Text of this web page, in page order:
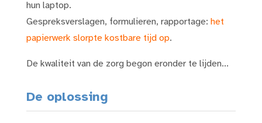
hun laptop.
Gespreksverslagen, formulieren, rapportage: het
papierwerk slorpte kostbare tijd op.
De kwaliteit van de zorg begon eronder te lijden...
De oplossing